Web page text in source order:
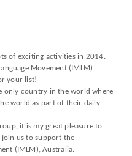
of exciting activities in 2014.
Movement (IMLM)
your list!
only country in the world where
world as part of their daily
it is my great pleasure to
us to support the
(IMLM), Australia.